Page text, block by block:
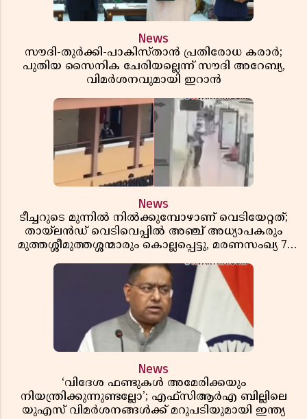
News
സൗദി-തുർക്കി-പാകിസ്താൻ പ്രതിരോധ കരാർ;
പുതിയ സൈനിക ചേരിയല്ലെന്ന് സൗദി അറേബ്യ,
വിമർശനവുമായി ഇറാൻ
News
ടീച്ചറുടെ മുന്നിൽ നിൽക്കുമ്പോഴാണ് വെടിയേറ്റത്;
തായ്‌ലൻഡ് വെടിവെപ്പിൽ അഞ്ച് അധ്യാപകരും
മുത്തശ്ശീമുത്തശ്ശന്മാരും കൊല്ലപ്പെട്ടു, മരണസംഖ്യ 7;
News
‘വിദേശ ഫണ്ടുകൾ അമേരിക്കയും
നിയന്ത്രിക്കുന്നുണ്ടല്ലോ’; എഫ്സിആർഎ ബില്ലിലെ
യുഎസ് വിമർശനങ്ങൾക്ക് മറുപടിയുമായി ഇന്ത്യ